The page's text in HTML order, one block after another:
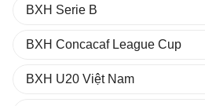
BXH Serie B
BXH Concacaf League Cup
BXH U20 Việt Nam